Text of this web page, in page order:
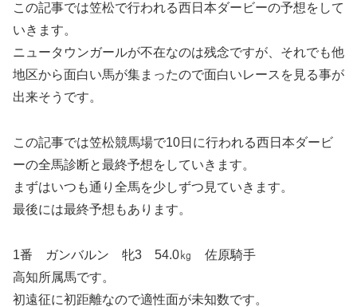
この記事では笠松で行われる西日本ダービーの予想をして
いきます。
ニュータウンガールが不在なのは残念ですが、それでも他
地区から面白い馬が集まったので面白いレースを見る事が
出来そうです。
この記事では笠松競馬場で10日に行われる西日本ダービ
ーの全馬診断と最終予想をしていきます。
まずはいつも通り全馬を少しずつ見ていきます。
最後には最終予想もあります。
1番 ガンバルン 牝3 54.0㎏ 佐原騎手
高知所属馬です。
初遠征に初距離なので適性面が未知数です。